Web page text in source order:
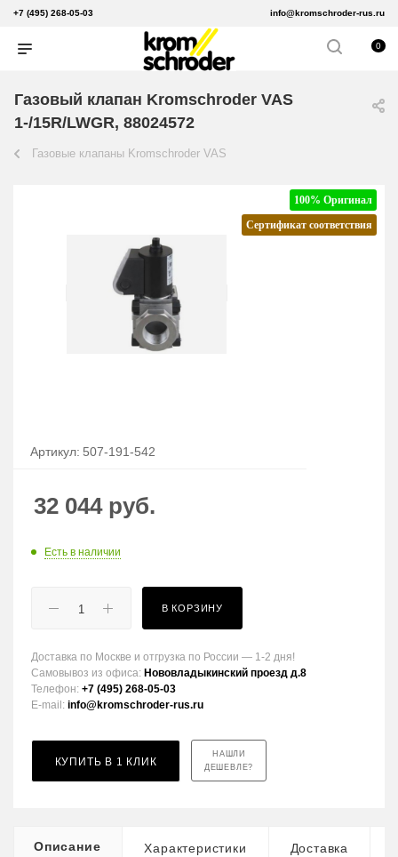
+7 (495) 268-05-03 info@kromschroder-rus.ru
0
Газовый клапан Kromschroder VAS
1-/15R/LWGR, 88024572
Газовые клапаны Kromschroder VAS
100% Оригинал
Сертификат соответствия
Артикул: 507-191-542
32 044руб.
Есть в наличии
В КОРЗИНУ
Доставка по Москве и отгрузка по России — 1-2 дня!
Самовывоз из офиса: Нововладыкинский проезд д.8
Телефон: +7 (495) 268-05-03
E-mail: info@kromschroder-rus.ru
КУПИТЬ В 1 КЛИК
НАШЛИ
ДЕШЕВЛЕ?
Описание Характеристики Доставка